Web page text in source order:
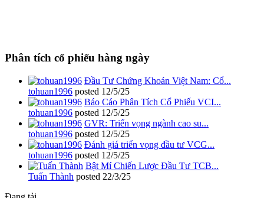
Phân tích cổ phiếu hàng ngày
Đầu Tư Chứng Khoán Việt Nam: Cổ...
tohuan1996 posted 12/5/25
Báo Cáo Phân Tích Cổ Phiếu VCI...
tohuan1996 posted 12/5/25
GVR: Triển vọng ngành cao su...
tohuan1996 posted 12/5/25
Đánh giá triển vọng đầu tư VCG...
tohuan1996 posted 12/5/25
Bật Mí Chiến Lược Đầu Tư TCB...
Tuấn Thành posted 22/3/25